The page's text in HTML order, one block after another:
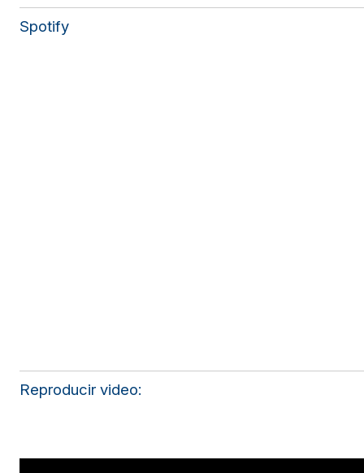
Spotify
Reproducir video: